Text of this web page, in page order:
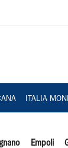
ITALIA
Empoli